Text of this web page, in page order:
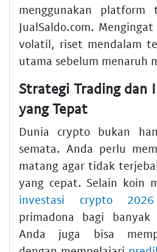
menggunakan platform
JualSaldo.com.
volatil, riset mendalam
utama sebelum menaruh
Strategi Trading dan
yang Tepat
Dunia crypto bukan
semata. Anda perlu
matang agar tidak
yang cepat. Selain koin
investasi crypto 2026
primadona bagi
Anda juga bisa